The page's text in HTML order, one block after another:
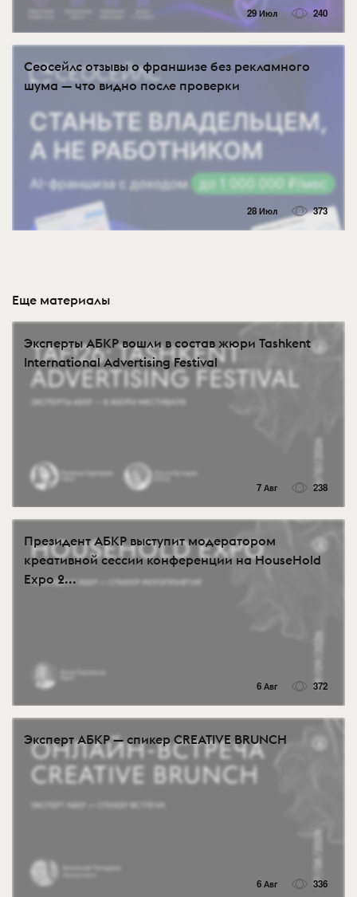
29 Июл 240
Сеосейлс отзывы о франшизе без рекламного
шума — что видно после проверки
28 Июл 373
Еще материалы
Эксперты АБКР вошли в состав жюри Tashkent
International Advertising Festival
7 Авг 238
Президент АБКР выступит модератором
креативной сессии конференции на HouseHold
Expo 2...
6 Авг 372
Эксперт АБКР — спикер CREATIVE BRUNCH
6 Авг 336